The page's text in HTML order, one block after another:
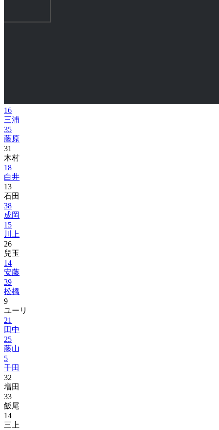
16
三浦
35
藤原
31
木村
18
白井
13
石田
38
成岡
15
川上
26
兒玉
14
安藤
39
松橋
9
ユーリ
21
田中
25
藤山
5
千田
32
増田
33
飯尾
14
三上